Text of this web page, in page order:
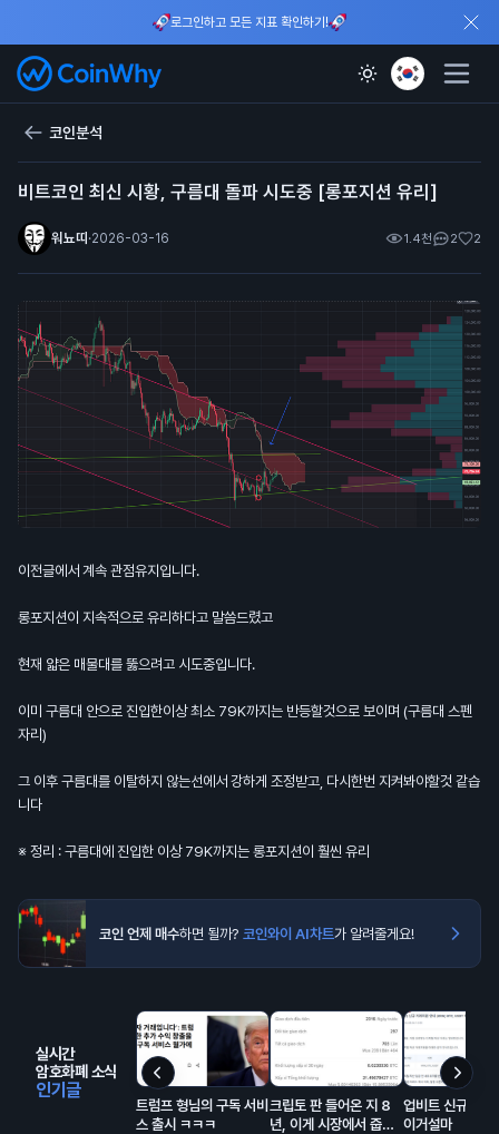
로그인하고 모든 지표 확인하기!
코인분석
비트코인 최신 시황, 구름대 돌파 시도중 [롱포지션 유리]
워뇨띠 ·2026-03-16 1.4천 2 2
이전글에서 계속 관점유지입니다.
롱포지션이 지속적으로 유리하다고 말씀드렸고
현재 얇은 매물대를 뚫으려고 시도중입니다.
이미 구름대 안으로 진입한이상 최소 79K까지는 반등할것으로 보이며 (구름대 스펜
자리)
그 이후 구름대를 이탈하지 않는선에서 강하게 조정받고, 다시한번 지켜봐야할것 같습
니다
※ 정리 : 구름대에 진입한 이상 79K까지는 롱포지션이 훨씬 유리
코인 언제 매수하면 될까? 코인와이 AI차트가 알려줄게요!
실시간
암호화폐 소식
인기글
트럼프 형님의 구독 서비
스 출시 ㅋㅋㅋ
크립토 판 들어온 지 8
년, 이게 시장에서 줍줍
업비트 신규상장
이거설마